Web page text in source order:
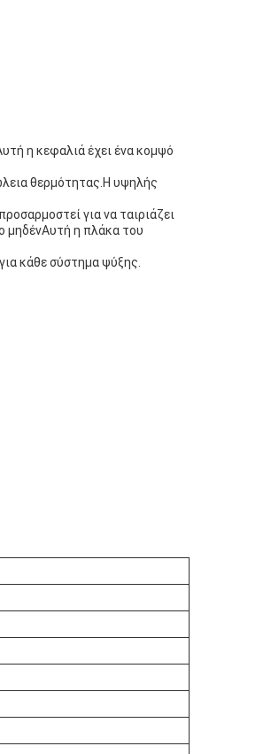
η κεφαλιά έχει ένα κομψό
θερμότητας.Η υψηλής
για να ταιριάζει
μηδένΑυτή η πλάκα του
κάθε σύστημα ψύξης.